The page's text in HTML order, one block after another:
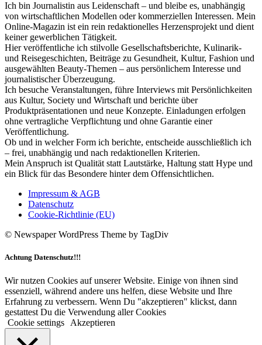
Ich bin Journalistin aus Leidenschaft – und bleibe es, unabhängig
von wirtschaftlichen Modellen oder kommerziellen Interessen. Mein
Online-Magazin ist ein rein redaktionelles Herzensprojekt und dient
keiner gewerblichen Tätigkeit.
Hier veröffentliche ich stilvolle Gesellschaftsberichte, Kulinarik-
und Reisegeschichten, Beiträge zu Gesundheit, Kultur, Fashion und
ausgewählten Beauty-Themen – aus persönlichem Interesse und
journalistischer Überzeugung.
Ich besuche Veranstaltungen, führe Interviews mit Persönlichkeiten
aus Kultur, Society und Wirtschaft und berichte über
Produktpräsentationen und neue Konzepte. Einladungen erfolgen
ohne vertragliche Verpflichtung und ohne Garantie einer
Veröffentlichung.
Ob und in welcher Form ich berichte, entscheide ausschließlich ich
– frei, unabhängig und nach redaktionellen Kriterien.
Mein Anspruch ist Qualität statt Lautstärke, Haltung statt Hype und
ein Blick für das Besondere hinter dem Offensichtlichen.
Impressum & AGB
Datenschutz
Cookie-Richtlinie (EU)
© Newspaper WordPress Theme by TagDiv
Achtung Datenschutz!!!
Wir nutzen Cookies auf unserer Website. Einige von ihnen sind
essenziell, während andere uns helfen, diese Website und Ihre
Erfahrung zu verbessern. Wenn Du "akzeptieren" klickst, dann
gestattest Du die Verwendung aller Cookies
Cookie settings
Akzeptieren